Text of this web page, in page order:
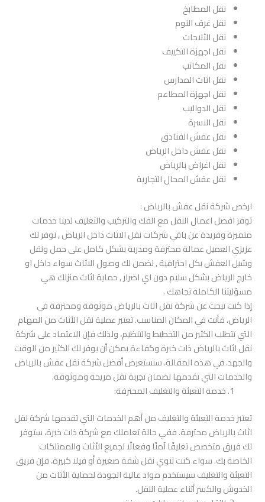
نقل المطابخ
نقل غرف النوم
نقل الثلاجات
نقل اجهزة التكييف
نقل المكاتب
نقل اثاث المدارس
نقل اجهزة المطاعم
نقل الدواليب
نقل الاسرة
نقل عفش الفنادق
نقل عفش داخل الرياض
نقل اغراض بالرياض
نقل عفش المحال التجارية
ارخص شركة نقل عفش بالرياض :
توفر افضل اعمال النقل مع الفك والتركيب والتغليف لدينا خدمات
متميزة وفريدة عن باقي شركات نقل الاثاث داخل الرياض , نوفر لك
عزيزي العميل عمالة محترفة ومدربة بشكل كامل على حمل ونقل
وشيل العفش بكل احترافية , نضمن لك وصول الاثاث سواء داخل او
خارج الرياض بشكل سليم دون اي اضرار , حماية اثاث منزلك هي
مسؤليتنا الكاملة تجاهك .
إذا كنت تبحث عن شركة نقل اثاث بالرياض موثوقة ومحترفة في
الرياض، فأنت في المكان المناسب. تعتبر عملية نقل الأثاث من المهام
التي تتطلب الكثير من التخطيط والتنظيم، ولذلك فإن الاعتماد على شركة
نقل اثاث بالرياض ذات خبرة وكفاءة يمكن أن يوفر لك الكثير من الوقت
والجهد. في هذه المقالة، سنستعرض أفضل شركة نقل عفش بالرياض
والخدمات التي تقدمها لضمان تجربة نقل مريحة وموثوقة.
خدمة التعبئة والتغليف المحترفة:
تعتبر خدمة التعبئة والتغليف من أهم الخدمات التي تقدمها شركة نقل
اثاث بالرياض محترفة. ففي حالة تعاملك مع شركة ذات خبرة، ستوفر
لك فريق متخصص تغليفًا آمنًا وفعالًا لجميع الأثاث والممتلكات
الخاصة بك. سواء كنت تنوي نقل شقة صغيرة أو فيلا كبيرة، فإن فريق
التعبئة والتغليف سيستخدم مواد عالية الجودة لحماية الأثاث من
الخدوش والكسر أثناء عملية النقل.